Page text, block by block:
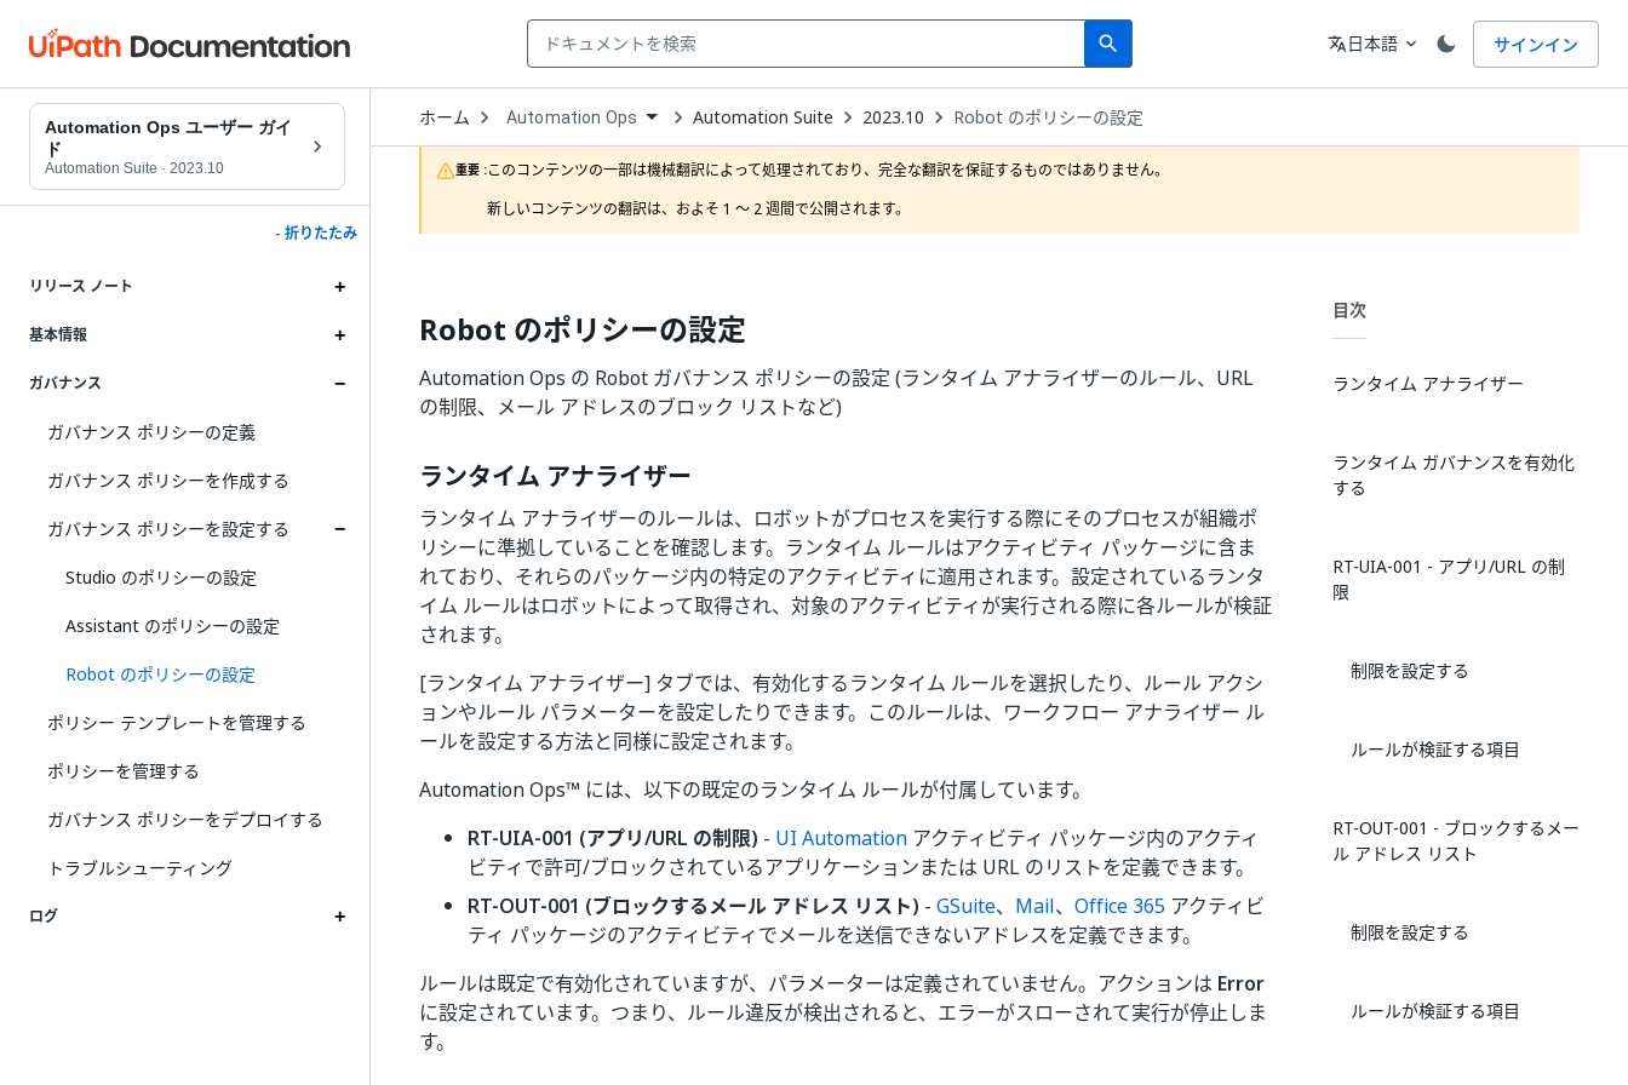
search
Search 言語
translate日本語 expand_more サインイン
Automation Ops ユーザー ガイ
ド
Automation Suite · 2023.10
- 折りたたみ
リリース ノート
基本情報
ガバナンス
ガバナンス ポリシーの定義
ガバナンス ポリシーを作成する
ガバナンス ポリシーを設定する
Studio のポリシーの設定
Assistant のポリシーの設定
Robot のポリシーの設定
ポリシー テンプレートを管理する
ポリシーを管理する
ガバナンス ポリシーをデプロイする
トラブルシューティング
ログ
ホーム Open
Dropdown
to
choose
product
Automation Ops Automation Suite 2023.10 Robot のポリシーの設定
重要 :このコンテンツの一部は機械翻訳によって処理されており、完全な翻訳を保証するものではありません。
新しいコンテンツの翻訳は、およそ 1 ～ 2 週間で公開されます。
Robot のポリシーの設定
Automation Ops の Robot ガバナンス ポリシーの設定 (ランタイム アナライザーのルール、URL
の制限、メール アドレスのブロック リストなど)
ランタイム アナライザー
ランタイム アナライザーのルールは、ロボットがプロセスを実行する際にそのプロセスが組織ポ
リシーに準拠していることを確認します。ランタイム ルールはアクティビティ パッケージに含ま
れており、それらのパッケージ内の特定のアクティビティに適用されます。設定されているランタ
イム ルールはロボットによって取得され、対象のアクティビティが実行される際に各ルールが検証
されます。
[ランタイム アナライザー] タブでは、有効化するランタイム ルールを選択したり、ルール アクシ
ョンやルール パラメーターを設定したりできます。このルールは、ワークフロー アナライザー ル
ールを設定する方法と同様に設定されます。
Automation Ops™ には、以下の既定のランタイム ルールが付属しています。
RT-UIA-001 (アプリ/URL の制限) - UI Automation アクティビティ パッケージ内のアクティ
ビティで許可/ブロックされているアプリケーションまたは URL のリストを定義できます。
RT-OUT-001 (ブロックするメール アドレス リスト) - GSuite、 Mail、 Office 365 アクティビ
ティ パッケージのアクティビティでメールを送信できないアドレスを定義できます。
ルールは既定で有効化されていますが、パラメーターは定義されていません。アクションは Error
に設定されています。つまり、ルール違反が検出されると、エラーがスローされて実行が停止しま
す。
目次
ランタイム アナライザー
ランタイム ガバナンスを有効化
する
RT-UIA-001 - アプリ/URL の制
限
制限を設定する
ルールが検証する項目
RT-OUT-001 - ブロックするメー
ル アドレス リスト
制限を設定する
ルールが検証する項目